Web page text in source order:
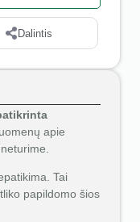
Dalintis
apie
Tai
papildomo šios